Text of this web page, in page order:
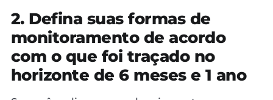
2. Defina suas formas de
monitoramento de acordo
com o que foi traçado no
horizonte de 6 meses e 1 ano